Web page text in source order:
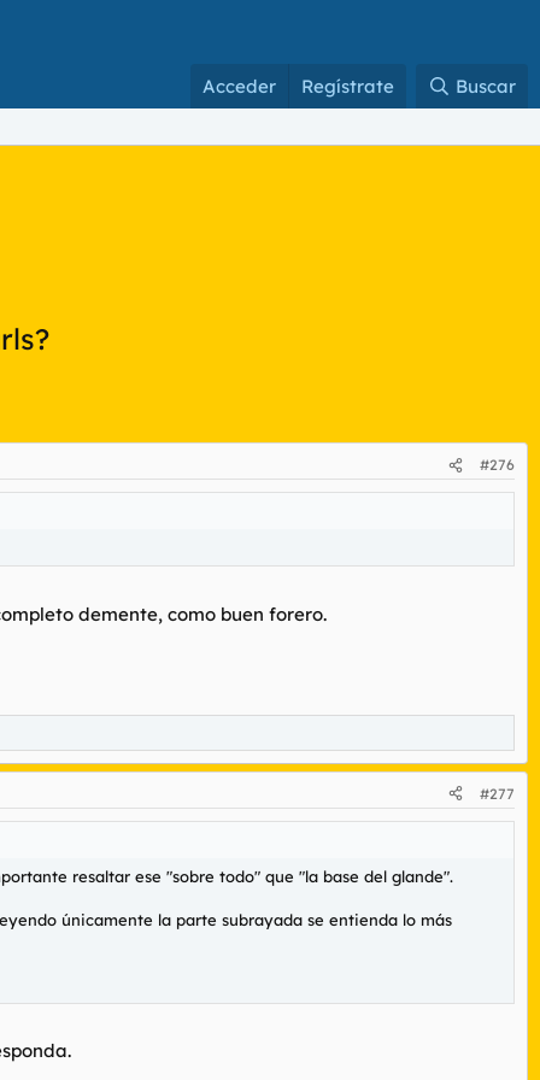
Acceder Regístrate Buscar
#276
demente, como buen forero.
#277
resaltar ese "sobre todo" que "la base del glande".
únicamente la parte subrayada se entienda lo más